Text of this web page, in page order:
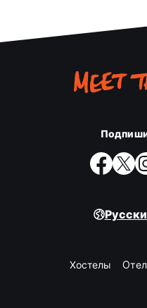
Хостелы